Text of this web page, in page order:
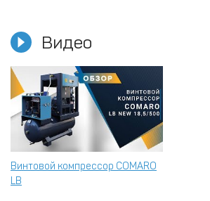
Видео
Винтовой компрессор COMARO
LB